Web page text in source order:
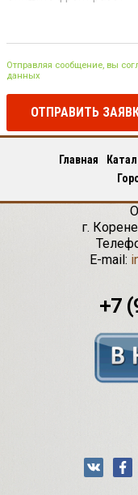
Отправляя сообщение, вы
данных
ОТПРАВИТЬ
Главная
г.
E-mail:
+7